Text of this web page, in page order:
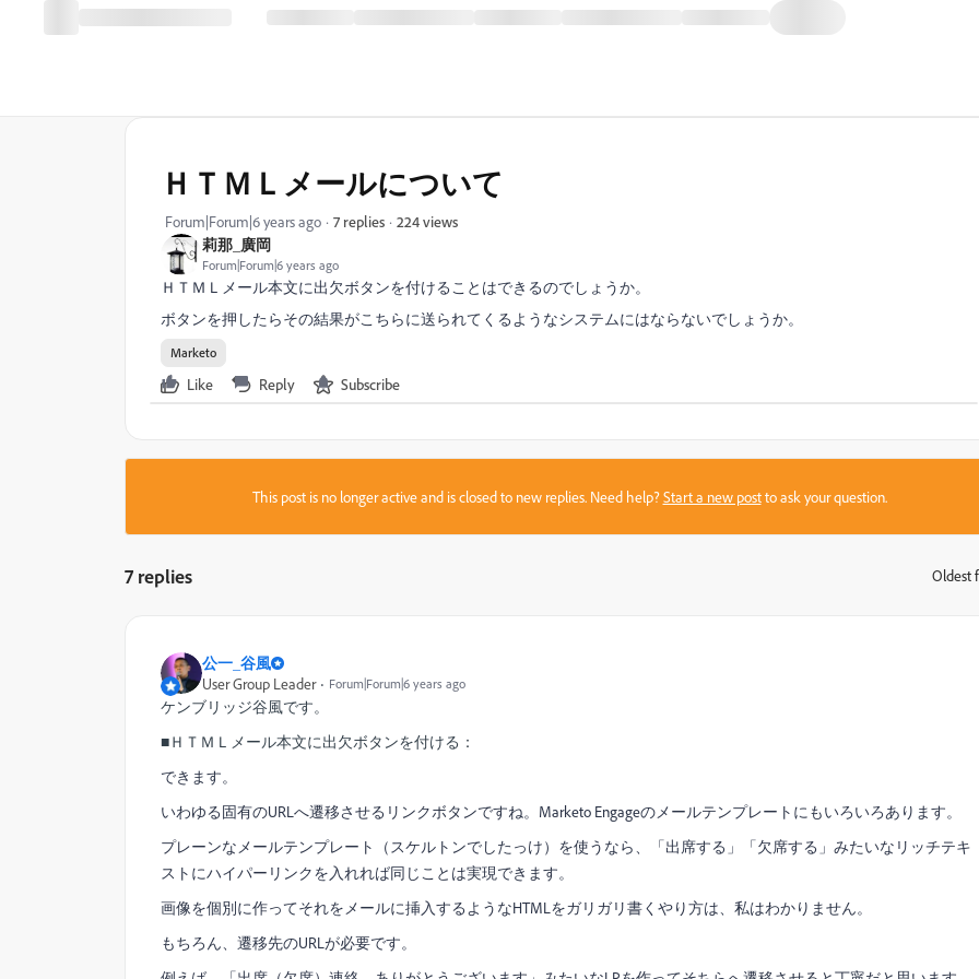
莉那_廣岡
Forum|Forum|6 years ago
ＨＴＭＬメールについて
Forum|Forum|6 years ago 7 replies 224 views
ＨＴＭＬメール本文に出欠ボタンを付けることはできるのでしょうか。
ボタンを押したらその結果がこちらに送られてくるようなシステムにはならないでしょうか。
Marketo
Like Reply Subscribe
This post is no longer active and is closed to new replies. Need help?Start a new postto ask your question.
7 replies Oldest
公一_谷風
User Group Leader
Forum|Forum|6 years ago
ケンブリッジ谷風です。
■ＨＴＭＬメール本文に出欠ボタンを付ける：
できます。
いわゆる固有のURLへ遷移させるリンクボタンですね。Marketo Engageのメールテンプレートにもいろいろあります。
プレーンなメールテンプレート（スケルトンでしたっけ）を使うなら、「出席する」「欠席する」みたいなリッチテキ
ストにハイパーリンクを入れれば同じことは実現できます。
画像を個別に作ってそれをメールに挿入するようなHTMLをガリガリ書くやり方は、私はわかりません。
もちろん、遷移先のURLが必要です。